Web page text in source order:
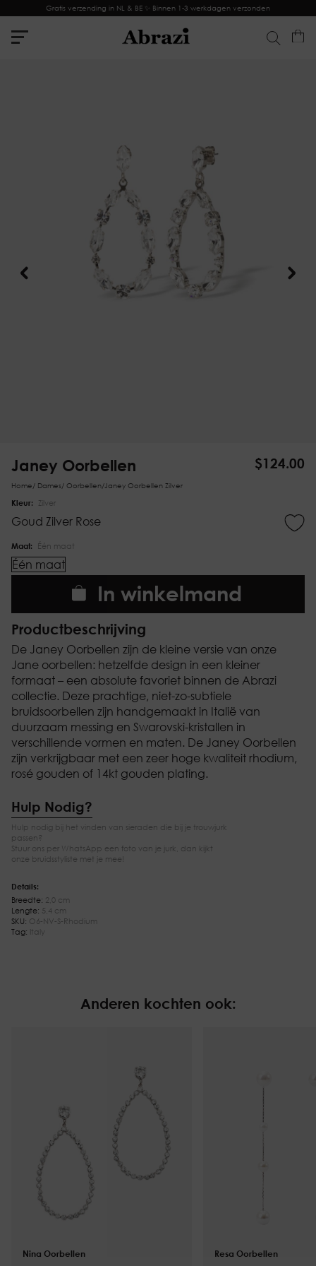
Gratis verzending in NL & BE ✨ Binnen 1-3 werkdagen verzonden
Janey Oorbellen $124.00
Home/ Dames/ Oorbellen/ Janey Oorbellen Zilver
In winkelmand
Productbeschrijving
De Janey Oorbellen zijn de kleine versie van onze
Jane oorbellen: hetzelfde design in een kleiner
formaat – een absolute favoriet binnen de Abrazi
collectie. Deze prachtige, niet-zo-subtiele
bruidsoorbellen zijn handgemaakt in Italië van
duurzaam messing en Swarovski-kristallen in
verschillende vormen en maten. De Janey Oorbellen
zijn verkrijgbaar met een zeer hoge kwaliteit rhodium,
rosé gouden of 14kt gouden plating.
Details:
Breedte: 2,0 cm
Lengte: 5,4 cm
SKU: O6-NV-S-Rhodium
Tag: Italy
Kleur: Zilver
Goud Zilver Rose
Maat: Één maat
Één maat
Hulp Nodig?
Hulp nodig bij het vinden van sieraden die bij je trouwjurk
passen?
Stuur ons per WhatsApp een foto van je jurk, dan kijkt
onze bruidsstyliste met je mee!
Anderen kochten ook:
Nina Oorbellen
$124.00 Resa Oorbellen
$125.00